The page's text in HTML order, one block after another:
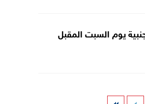
يوم السبت المقبل